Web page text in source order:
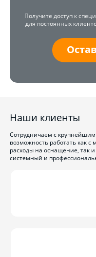
Получите доступ к
для постоянных
Наши клиенты
Сотрудничаем с
возможность работать как
расходы на оснащение, так
системный и